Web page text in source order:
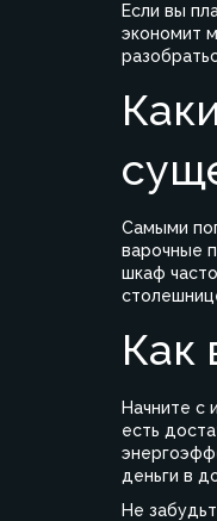
Если вы
экономит
Самыми
варочные
шкаф
Как
Начните с
есть
деньги в
Не